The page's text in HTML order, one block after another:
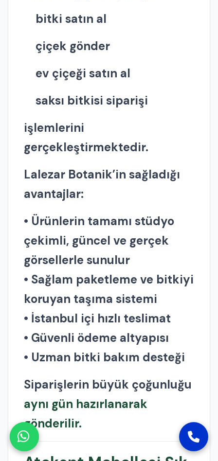
bitki satın al
çiçek gönder
ev çiçeği satın al
saksı bitkisi siparişi
işlemlerini
gerçekleştirmektedir.
Lalezar Botanik’in sağladığı
avantajlar:
• Ürünlerin tamamı stüdyo
çekimli, güncel ve gerçek
görsellerle sunulur
• Sağlam paketleme ve bitkiyi
koruyan taşıma sistemi
• İstanbul içi hızlı teslimat
• Güvenli ödeme altyapısı
• Uzman bitki bakım desteği
Siparişlerin büyük çoğunluğu
aynı gün hazırlanarak
gönderilir.